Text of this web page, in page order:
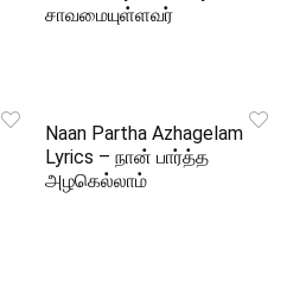
சாவமையுள்ளவர்
Naan Partha Azhagelam
Lyrics – நான் பார்த்த
அழகெல்லாம்